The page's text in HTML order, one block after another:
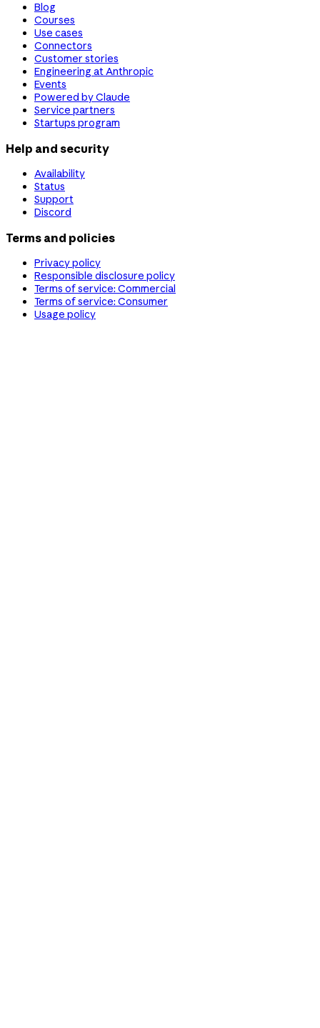
Blog
Courses
Use cases
Connectors
Customer stories
Engineering at Anthropic
Events
Powered by Claude
Service partners
Startups program
Help and security
Availability
Status
Support
Discord
Terms and policies
Privacy policy
Responsible disclosure policy
Terms of service: Commercial
Terms of service: Consumer
Usage policy